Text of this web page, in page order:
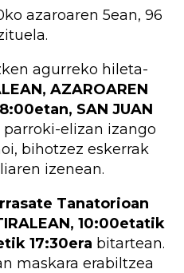
azaroaren 5ean, 96
agurreko hileta-
AZAROAREN
SAN JUAN
parroki-elizan izango
bihotzez eskerrak
izenean.
Tanatorioan
10:00etatik
17:30era bitartean.
maskara erabiltzea